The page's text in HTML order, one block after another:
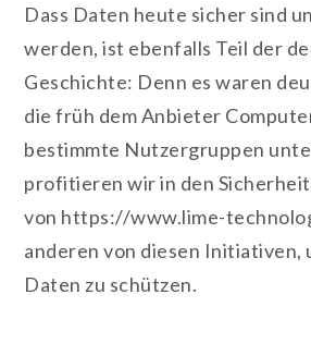
Dass Daten heute sicher sind
werden, ist ebenfalls Teil der
Geschichte: Denn es waren
die früh dem Anbieter
bestimmte Nutzergruppen
profitieren wir in den
von https://www.lime-
anderen von diesen Initiativen,
Daten zu schützen.